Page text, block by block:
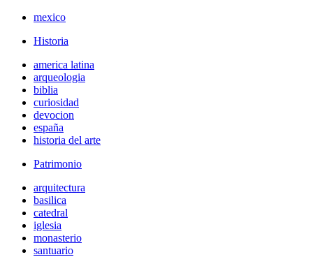
mexico
Historia
america latina
arqueologia
biblia
curiosidad
devocion
españa
historia del arte
Patrimonio
arquitectura
basilica
catedral
iglesia
monasterio
santuario